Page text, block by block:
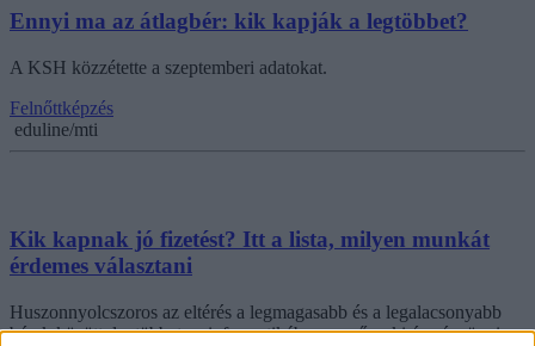
Ennyi ma az átlagbér: kik kapják a legtöbbet?
A KSH közzétette a szeptemberi adatokat.
Felnőttképzés
eduline/mti
Kik kapnak jó fizetést? Itt a lista, milyen munkát
érdemes választani
Huszonnyolcszoros az eltérés a legmagasabb és a legalacsonyabb
bérek között, legtöbbet az informatikában, a műszaki és pénzügyi